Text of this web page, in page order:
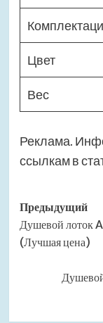
Цвет
Вес
Реклама.
ссылкам в
записи
Предыдущий
Душевой лоток
(Лучшая цена)